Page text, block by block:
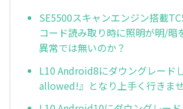
SE5500スキャンエンジン搭載
コード読み取り時に照明が明/暗
異常では無いのか？
L10 Android8にダウングレード
allowed!』となり上手く行きま